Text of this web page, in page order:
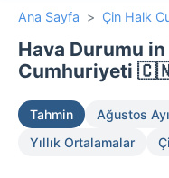
Ana Sayfa > Çin Halk
Hava Durumu
Cumhuriyeti
Tahmin Ağustos
Yıllık Ortalamalar